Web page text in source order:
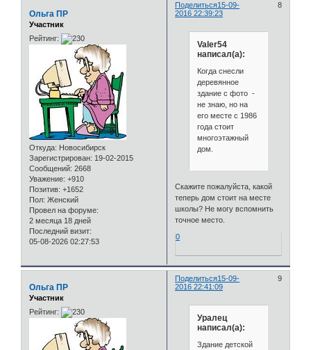
Поделиться 8
15-09-
2016 22:39:23
Ольга ПР
Участник
Рейтинг:
Откуда: Новосибирск
Зарегистрирован: 19-02-2015
Сообщений: 2668
Уважение: +910
Позитив: +1652
Пол: Женский
Провел на форуме:
2 месяца 18 дней
Последний визит:
05-08-2026 02:27:53
Valer54
написал(а):
Когда снесли
деревянное
здание с фото -
не знаю, но на
его месте с 1986
года стоит
многоэтажный
дом.
Скажите пожалуйста, какой
теперь дом стоит на месте
школы? Не могу вспомнить
точное место.
0
Поделиться 9
15-09-
2016 22:41:09
Ольга ПР
Участник
Рейтинг:
Уралец
написал(а):
Здание детской